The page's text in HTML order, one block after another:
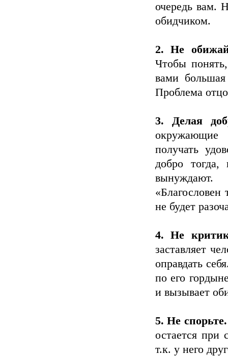
очередь вам.
обидчиком.
2. Не
Чтобы
вами
Проблема
3. Делая
окружающие
получать
добро
вынуждают.
«Благословен
не будет
4. Не
заставляет
оправдать
по его
и вызывает
5. Не спорьте.
остается при
т.к. у него